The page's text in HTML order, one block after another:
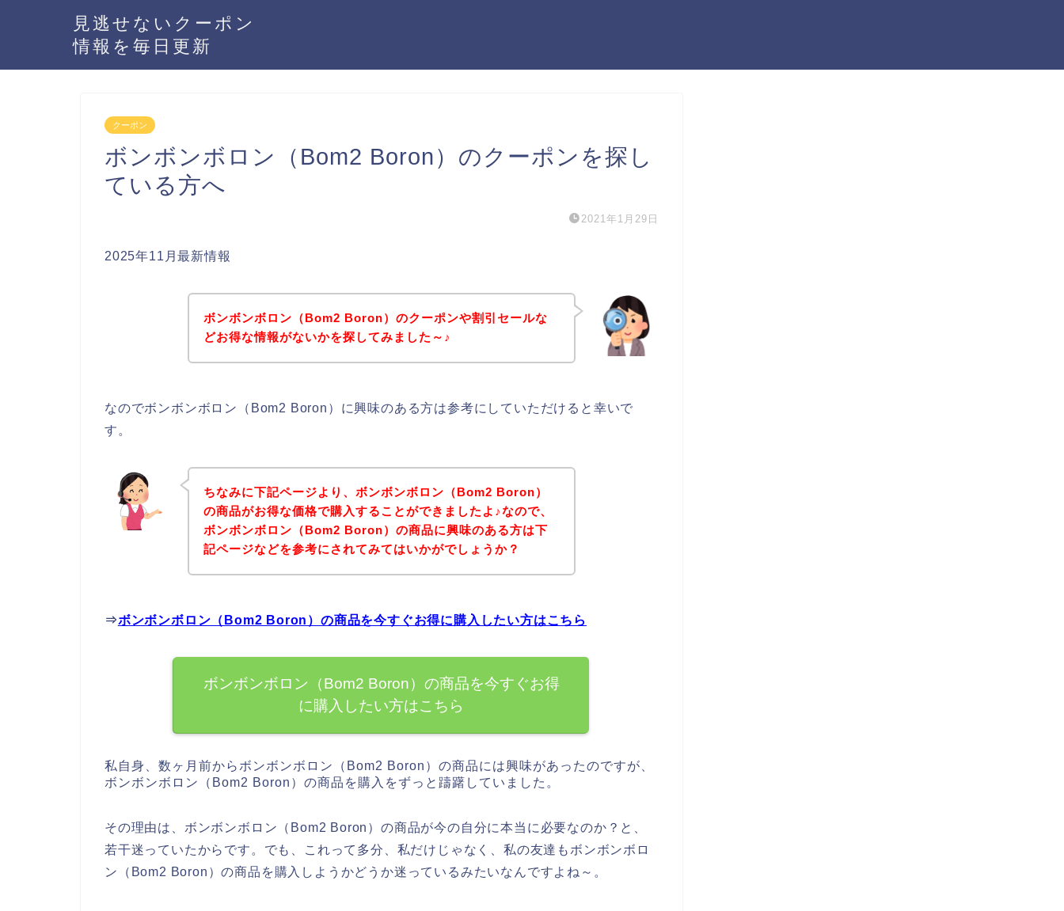
見逃せないクーポン
情報を毎日更新
クーポン
ボンボンボロン（Bom2 Boron）のクーポンを探し
ている方へ
2021年1月29日
2025年11月最新情報
ボンボンボロン（Bom2 Boron）のクーポンや割引セールな
どお得な情報がないかを探してみました～♪
なのでボンボンボロン（Bom2 Boron）に興味のある方は参考にしていただけると幸いで
す。
ちなみに下記ページより、ボンボンボロン（Bom2 Boron）
の商品がお得な価格で購入することができましたよ♪なので、
ボンボンボロン（Bom2 Boron）の商品に興味のある方は下
記ページなどを参考にされてみてはいかがでしょうか？
⇒ボンボンボロン（Bom2 Boron）の商品を今すぐお得に購入したい方はこちら
ボンボンボロン（Bom2 Boron）の商品を今すぐお得
に購入したい方はこちら
私自身、数ヶ月前からボンボンボロン（Bom2 Boron）の商品には興味があったのですが、
ボンボンボロン（Bom2 Boron）の商品を購入をずっと躊躇していました。
その理由は、ボンボンボロン（Bom2 Boron）の商品が今の自分に本当に必要なのか？と、
若干迷っていたからです。でも、これって多分、私だけじゃなく、私の友達もボンボンボロ
ン（Bom2 Boron）の商品を購入しようかどうか迷っているみたいなんですよね～。